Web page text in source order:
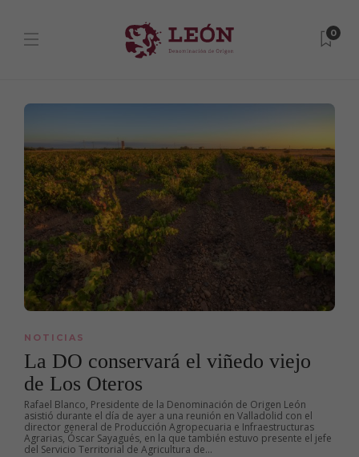
0
NOTICIAS
La DO conservará el viñedo viejo
de Los Oteros
Rafael Blanco, Presidente de la Denominación de Origen León
asistió durante el día de ayer a una reunión en Valladolid con el
director general de Producción Agropecuaria e Infraestructuras
Agrarias, Óscar Sayagués, en la que también estuvo presente el jefe
del Servicio Territorial de Agricultura de...